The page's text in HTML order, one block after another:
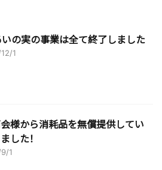
の実の事業は全て終了しました
1
様から消耗品を無償提供してい
した！
1